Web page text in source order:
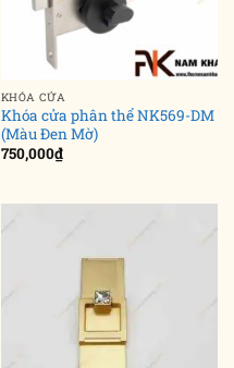
KHÓA CỬA
Khóa cửa phân thể NK569-DM
(Màu Đen Mờ)
750,000₫